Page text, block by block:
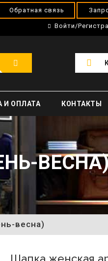
Обратная связь
Войти/
И ОПЛАТА КОНТАКТЫ
весна)
Шапка женская